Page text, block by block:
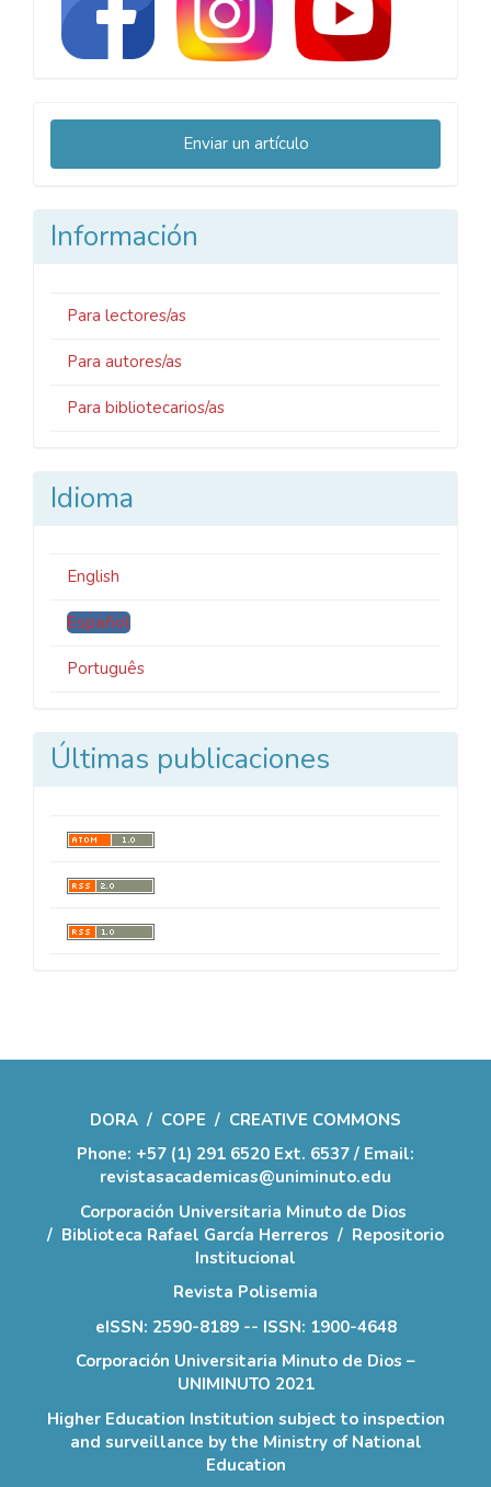
Enviar
un
artículo
Enviar un artículo
Información
Para lectores/as
Para autores/as
Para bibliotecarios/as
Idioma
English
Español
Português
Últimas publicaciones
DORA / COPE / CREATIVE COMMONS
Phone: +57 (1) 291 6520 Ext. 6537 / Email:
revistasacademicas@uniminuto.edu
Corporación Universitaria Minuto de Dios
/ Biblioteca Rafael García Herreros / Repositorio
Institucional
Revista Polisemia
eISSN: 2590-8189 -- ISSN: 1900-4648
Corporación Universitaria Minuto de Dios –
UNIMINUTO 2021
Higher Education Institution subject to inspection
and surveillance by the Ministry of National
Education